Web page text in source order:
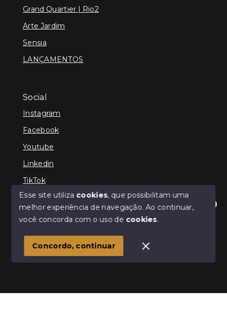
Olá! Estamos disponíveis para te ajudar.
Grand Quartier | Rio2
Arte Jardim
Sensia
LANÇAMENTOS
Social
Instagram
Facebook
Youtube
Linkedin
TikTok
© Copyright 2026 - TEFE IMÓVEIS - Todos os direitos
SITE PARA IMOBILIARIA
Esse site utiliza cookies, que possibilitam uma
melhor experiência de navegação.Ao continuar,
você concorda com o uso de cookies.
Concordo, continuar